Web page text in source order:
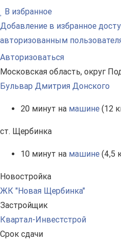
В избранное
Добавление в избранное
авторизованным
Авторизоваться
Московская область, округ
Бульвар Дмитрия Донского
20 минут на машине (12
ст. Щербинка
10 минут на машине (4,5
Новостройка
ЖК "Новая Щербинка"
Застройщик
Квартал-Инвестстрой
Срок сдачи